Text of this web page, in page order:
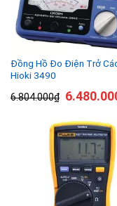
Đồng Hồ Đo Điện Trở
Hioki 3490
6.804.000₫